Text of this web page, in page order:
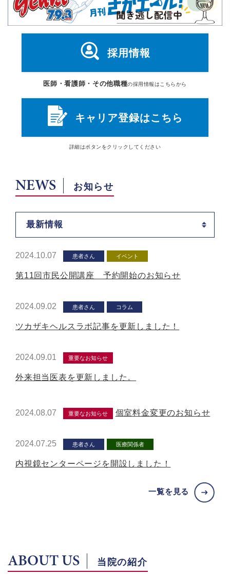
採用情報
医師・看護師・その他職種の採用情報はこちらから
キャリア登録はこちら
詳細はボタン をクリックしてください
NEWS お知らせ
最新情報
2024.10.07 患者さん イベント
第11回市民公開講座 予約開始のお知らせ
2024.09.02 患者さん コラム
ツカザキヘルスラボ記事を更新しました！
2024.09.01 重要なお知らせ
外来担当医表を更新しました。
2024.08.07 重要なお知らせ 個室料金変更のお知らせ
2024.07.25 患者さん 医療関係者
内視鏡センターページを開設しました！
一覧を見る
ABOUT US 当院の紹介